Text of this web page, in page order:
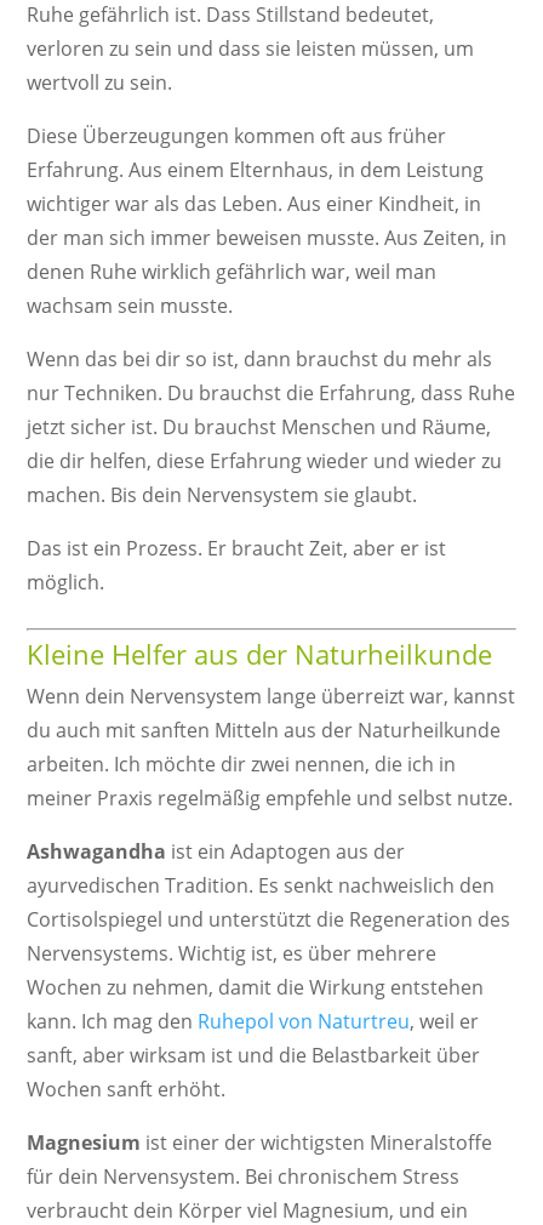
Ruhe gefährlich ist. Dass Stillstand bedeutet,
verloren zu sein und dass sie leisten müssen, um
wertvoll zu sein.
Diese Überzeugungen kommen oft aus früher
Erfahrung. Aus einem Elternhaus, in dem Leistung
wichtiger war als das Leben. Aus einer Kindheit, in
der man sich immer beweisen musste. Aus Zeiten, in
denen Ruhe wirklich gefährlich war, weil man
wachsam sein musste.
Wenn das bei dir so ist, dann brauchst du mehr als
nur Techniken. Du brauchst die Erfahrung, dass Ruhe
jetzt sicher ist. Du brauchst Menschen und Räume,
die dir helfen, diese Erfahrung wieder und wieder zu
machen. Bis dein Nervensystem sie glaubt.
Das ist ein Prozess. Er braucht Zeit, aber er ist
möglich.
Kleine Helfer aus der Naturheilkunde
Wenn dein Nervensystem lange überreizt war, kannst
du auch mit sanften Mitteln aus der Naturheilkunde
arbeiten. Ich möchte dir zwei nennen, die ich in
meiner Praxis regelmäßig empfehle und selbst nutze.
Ashwagandha ist ein Adaptogen aus der
ayurvedischen Tradition. Es senkt nachweislich den
Cortisolspiegel und unterstützt die Regeneration des
Nervensystems. Wichtig ist, es über mehrere
Wochen zu nehmen, damit die Wirkung entstehen
kann. Ich mag den Ruhepol von Naturtreu, weil er
sanft, aber wirksam ist und die Belastbarkeit über
Wochen sanft erhöht.
Magnesium ist einer der wichtigsten Mineralstoffe
für dein Nervensystem. Bei chronischem Stress
verbraucht dein Körper viel Magnesium, und ein